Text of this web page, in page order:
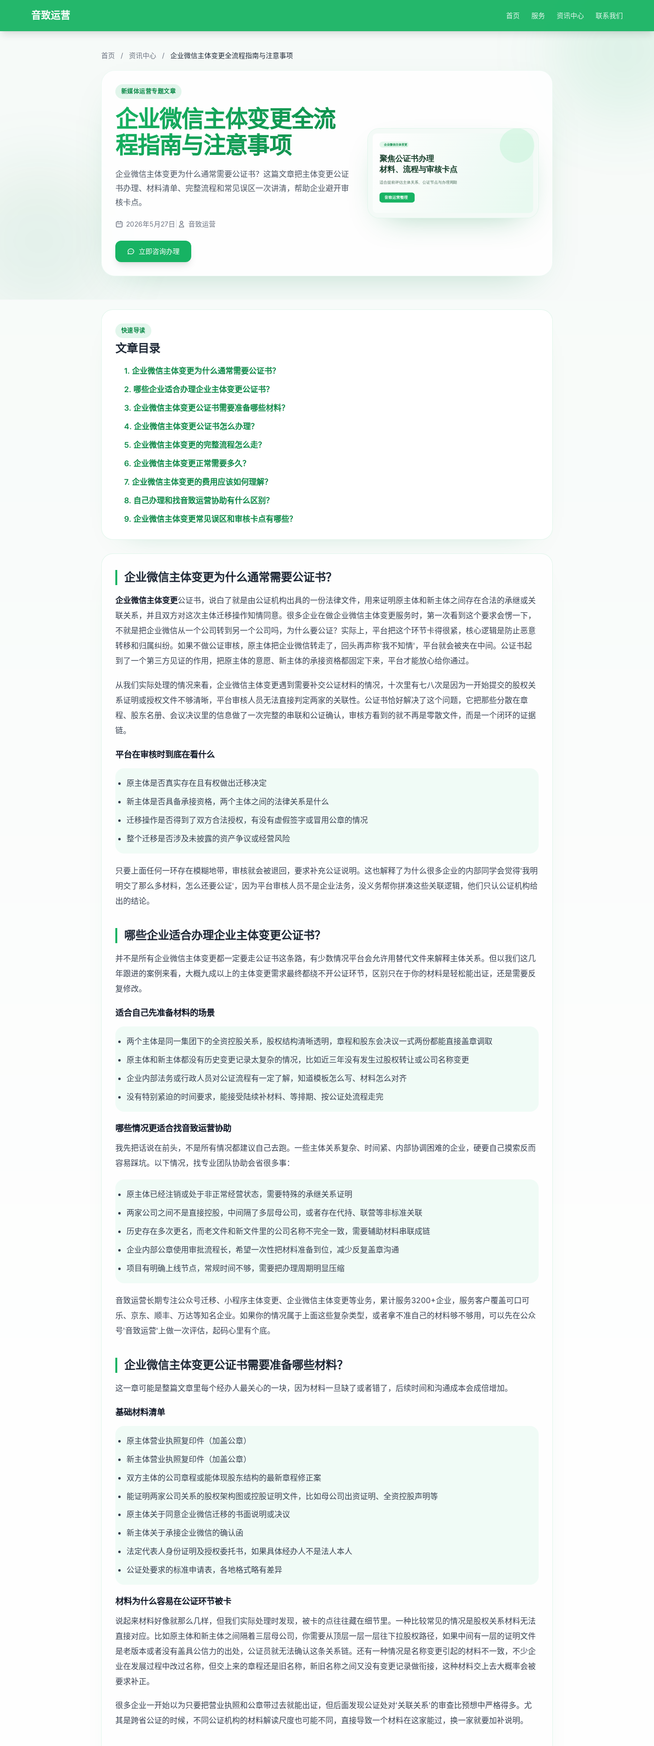
音致运营 首页 服务 资讯中心 联系我们
首页 / 资讯中心 / 企业微信主体变更全流程指南与注意事项
新媒体运营专题文章
企业微信主体变更全流
程指南与注意事项
企业微信主体变更为什么通常需要公证书？这篇文章把主体变更公证
书办理、材料清单、完整流程和常见误区一次讲清，帮助企业避开审
核卡点。
2026年5月27日 音致运营
立即咨询办理
快速导读
文章目录
1. 企业微信主体变更为什么通常需要公证书？
2. 哪些企业适合办理企业主体变更公证书？
3. 企业微信主体变更公证书需要准备哪些材料？
4. 企业微信主体变更公证书怎么办理？
5. 企业微信主体变更的完整流程怎么走？
6. 企业微信主体变更正常需要多久？
7. 企业微信主体变更的费用应该如何理解？
8. 自己办理和找音致运营协助有什么区别？
9. 企业微信主体变更常见误区和审核卡点有哪些？
企业微信主体变更为什么通常需要公证书？
企业微信主体变更公证书，说白了就是由公证机构出具的一份法律文件，用来证明原主体和新主体之间存在合法的承继或关
联关系，并且双方对这次主体迁移操作知情同意。很多企业在做企业微信主体变更服务时，第一次看到这个要求会愣一下，
不就是把企业微信从一个公司转到另一个公司吗，为什么要公证？实际上，平台把这个环节卡得很紧，核心逻辑是防止恶意
转移和归属纠纷。如果不做公证审核，原主体把企业微信转走了，回头再声称'我不知情'，平台就会被夹在中间。公证书起
到了一个第三方见证的作用，把原主体的意愿、新主体的承接资格都固定下来，平台才能放心给你通过。
从我们实际处理的情况来看，企业微信主体变更遇到需要补交公证材料的情况，十次里有七八次是因为一开始提交的股权关
系证明或授权文件不够清晰，平台审核人员无法直接判定两家的关联性。公证书恰好解决了这个问题，它把那些分散在章
程、股东名册、会议决议里的信息做了一次完整的串联和公证确认，审核方看到的就不再是零散文件，而是一个闭环的证据
链。
平台在审核时到底在看什么
原主体是否真实存在且有权做出迁移决定
新主体是否具备承接资格，两个主体之间的法律关系是什么
迁移操作是否得到了双方合法授权，有没有虚假签字或冒用公章的情况
整个迁移是否涉及未披露的资产争议或经营风险
只要上面任何一环存在模糊地带，审核就会被退回，要求补充公证说明。这也解释了为什么很多企业的内部同学会觉得'我明
明交了那么多材料，怎么还要公证'，因为平台审核人员不是企业法务，没义务帮你拼凑这些关联逻辑，他们只认公证机构给
出的结论。
哪些企业适合办理企业主体变更公证书？
并不是所有企业微信主体变更都一定要走公证书这条路，有少数情况平台会允许用替代文件来解释主体关系。但以我们这几
年跟进的案例来看，大概九成以上的主体变更需求最终都绕不开公证环节，区别只在于你的材料是轻松能出证，还是需要反
复修改。
适合自己先准备材料的场景
两个主体是同一集团下的全资控股关系，股权结构清晰透明，章程和股东会决议一式两份都能直接盖章调取
原主体和新主体都没有历史变更记录太复杂的情况，比如近三年没有发生过股权转让或公司名称变更
企业内部法务或行政人员对公证流程有一定了解，知道模板怎么写、材料怎么对齐
没有特别紧迫的时间要求，能接受陆续补材料、等排期、按公证处流程走完
哪些情况更适合找音致运营协助
我先把话说在前头，不是所有情况都建议自己去跑。一些主体关系复杂、时间紧、内部协调困难的企业，硬要自己摸索反而
容易踩坑。以下情况，找专业团队协助会省很多事：
原主体已经注销或处于非正常经营状态，需要特殊的承继关系证明
两家公司之间不是直接控股，中间隔了多层母公司，或者存在代持、联营等非标准关联
历史存在多次更名，而老文件和新文件里的公司名称不完全一致，需要辅助材料串联成链
企业内部公章使用审批流程长，希望一次性把材料准备到位，减少反复盖章沟通
项目有明确上线节点，常规时间不够，需要把办理周期明显压缩
音致运营长期专注公众号迁移、小程序主体变更、企业微信主体变更等业务，累计服务3200+企业，服务客户覆盖可口可
乐、京东、顺丰、万达等知名企业。如果你的情况属于上面这些复杂类型，或者拿不准自己的材料够不够用，可以先在公众
号'音致运营'上做一次评估，起码心里有个底。
企业微信主体变更公证书需要准备哪些材料？
这一章可能是整篇文章里每个经办人最关心的一块，因为材料一旦缺了或者错了，后续时间和沟通成本会成倍增加。
基础材料清单
原主体营业执照复印件（加盖公章）
新主体营业执照复印件（加盖公章）
双方主体的公司章程或能体现股东结构的最新章程修正案
能证明两家公司关系的股权架构图或控股证明文件，比如母公司出资证明、全资控股声明等
原主体关于同意企业微信迁移的书面说明或决议
新主体关于承接企业微信的确认函
法定代表人身份证明及授权委托书，如果具体经办人不是法人本人
公证处要求的标准申请表，各地格式略有差异
材料为什么容易在公证环节被卡
说起来材料好像就那么几样，但我们实际处理时发现，被卡的点往往藏在细节里。一种比较常见的情况是股权关系材料无法
直接对应。比如原主体和新主体之间隔着三层母公司，你需要从顶层一层一层往下拉股权路径，如果中间有一层的证明文件
是老版本或者没有盖具公信力的出处，公证员就无法确认这条关系链。还有一种情况是名称变更引起的材料不一致，不少企
业在发展过程中改过名称，但交上来的章程还是旧名称，新旧名称之间又没有变更记录做衔接，这种材料交上去大概率会被
要求补正。
很多企业一开始以为只要把营业执照和公章带过去就能出证，但后面发现公证处对'关联关系'的审查比预想中严格得多。尤
其是跨省公证的时候，不同公证机构的材料解读尺度也可能不同，直接导致一个材料在这家能过，换一家就要加补说明。